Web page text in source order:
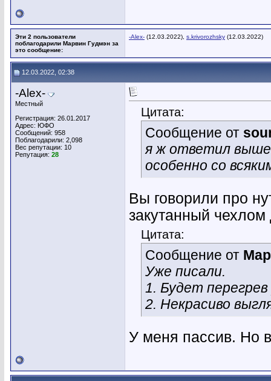
Эти 2 пользователи
поблагодарили Марвин Гудмэн за
это сообщение:
-Alex- (12.03.2022), s.krivorozhsky (12.03.2022)
12.03.2022, 02:38
-Alex-
Местный
Регистрация: 26.01.2017
Адрес: ЮФО
Сообщений: 958
Поблагодарили: 2,098
Вес репутации: 10
Репутация: 28
Цитата:
Сообщение от
я ж ответил
особенно со
Вы говорили про
закутанный
Цитата:
Сообщение от
Уже писали.
1. Будет
2. Некрасиво
У меня пассив. Но